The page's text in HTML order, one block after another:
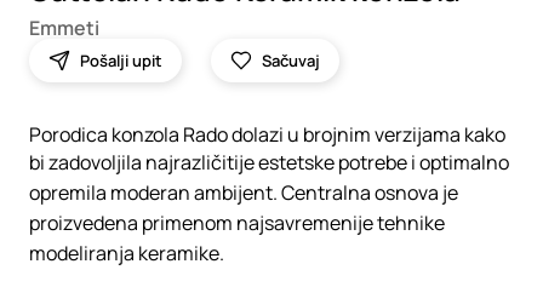
Emmeti
Pošalji upit Sačuvaj
Porodica konzola Rado dolazi u brojnim verzijama kako
bi zadovoljila najrazličitije estetske potrebe i optimalno
opremila moderan ambijent. Centralna osnova je
proizvedena primenom najsavremenije tehnike
modeliranja keramike.